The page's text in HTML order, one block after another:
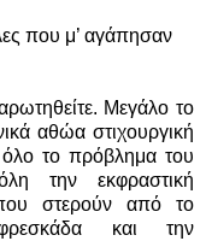
που μ’ αγάπησαν
Μεγάλο το
αθώα στιχουργική
όλο το πρόβλημα του
την εκφραστική
στερούν από το
και την